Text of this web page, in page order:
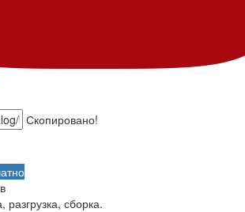
Скопировано!
разгрузка, сборка.